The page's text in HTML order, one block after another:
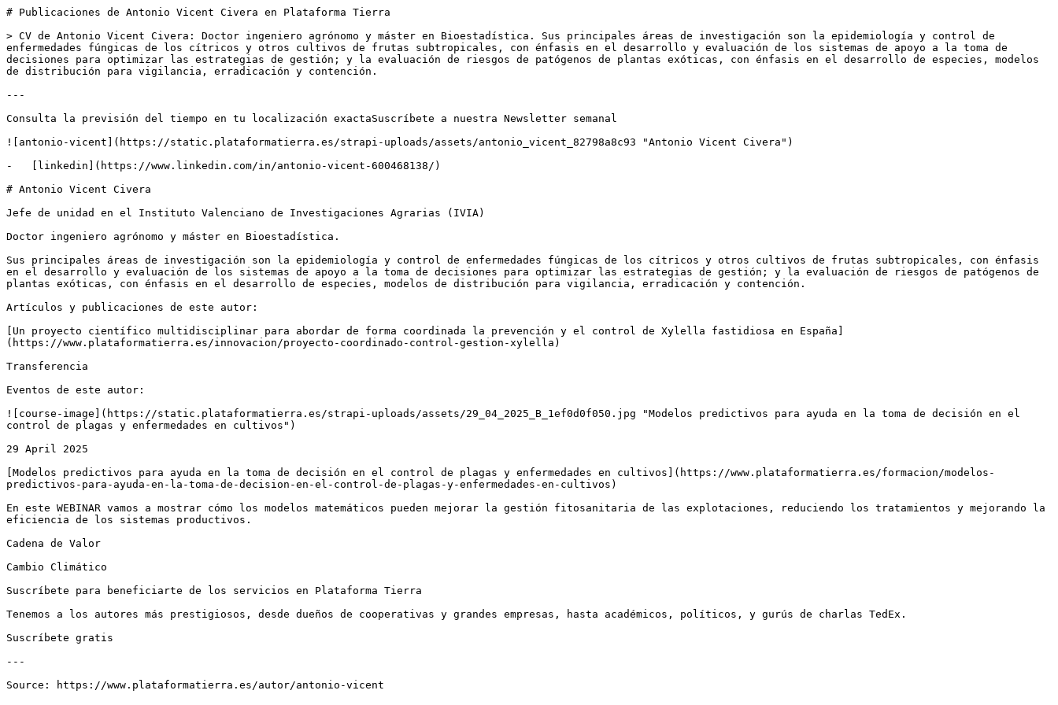
# Publicaciones de Antonio Vicent Civera en Plataforma Tierra
> CV de Antonio Vicent Civera: Doctor ingeniero agrónomo y máster en Bioestadística. Sus principales áreas de investigación son la epidemiología y control de
enfermedades fúngicas de los cítricos y otros cultivos de frutas subtropicales, con énfasis en el desarrollo y evaluación de los sistemas de apoyo a la toma de
decisiones para optimizar las estrategias de gestión; y la evaluación de riesgos de patógenos de plantas exóticas, con énfasis en el desarrollo de especies, modelos
de distribución para vigilancia, erradicación y contención.
---
Consulta la previsión del tiempo en tu localización exactaSuscríbete a nuestra Newsletter semanal
![antonio-vicent](https://static.plataformatierra.es/strapi-uploads/assets/antonio_vicent_82798a8c93 "Antonio Vicent Civera")
-   [linkedin](https://www.linkedin.com/in/antonio-vicent-600468138/)
# Antonio Vicent Civera
Jefe de unidad en el Instituto Valenciano de Investigaciones Agrarias (IVIA)
Doctor ingeniero agrónomo y máster en Bioestadística.
Sus principales áreas de investigación son la epidemiología y control de enfermedades fúngicas de los cítricos y otros cultivos de frutas subtropicales, con énfasis
en el desarrollo y evaluación de los sistemas de apoyo a la toma de decisiones para optimizar las estrategias de gestión; y la evaluación de riesgos de patógenos de
plantas exóticas, con énfasis en el desarrollo de especies, modelos de distribución para vigilancia, erradicación y contención.
Artículos y publicaciones de este autor:
[Un proyecto científico multidisciplinar para abordar de forma coordinada la prevención y el control de Xylella fastidiosa en España]
(https://www.plataformatierra.es/innovacion/proyecto-coordinado-control-gestion-xylella)
Transferencia
Eventos de este autor:
![course-image](https://static.plataformatierra.es/strapi-uploads/assets/29_04_2025_B_1ef0d0f050.jpg "Modelos predictivos para ayuda en la toma de decisión en el
control de plagas y enfermedades en cultivos")
29 April 2025
[Modelos predictivos para ayuda en la toma de decisión en el control de plagas y enfermedades en cultivos](https://www.plataformatierra.es/formacion/modelos-
predictivos-para-ayuda-en-la-toma-de-decision-en-el-control-de-plagas-y-enfermedades-en-cultivos)
En este WEBINAR vamos a mostrar cómo los modelos matemáticos pueden mejorar la gestión fitosanitaria de las explotaciones, reduciendo los tratamientos y mejorando la
eficiencia de los sistemas productivos.
Cadena de Valor
Cambio Climático
Suscríbete para beneficiarte de los servicios en Plataforma Tierra
Tenemos a los autores más prestigiosos, desde dueños de cooperativas y grandes empresas, hasta académicos, políticos, y gurús de charlas TedEx.
Suscríbete gratis
---